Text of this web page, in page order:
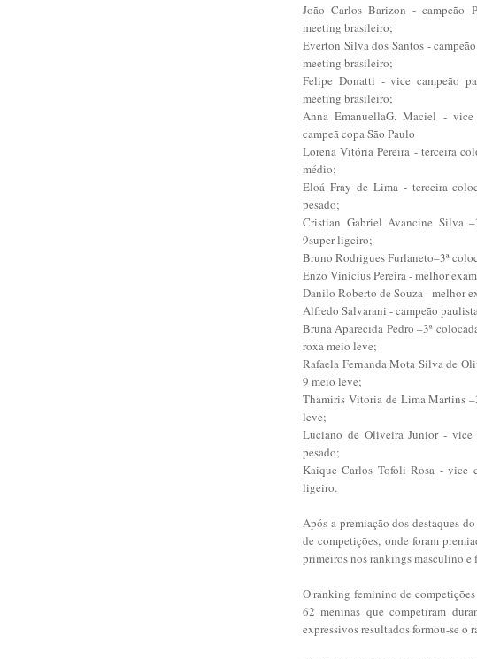
João Carlos Barizon - campeão
meeting brasileiro;
Everton Silva dos Santos -
meeting brasileiro;
Felipe Donatti - vice campeão
meeting brasileiro;
Anna EmanuellaG. Maciel -
campeã copa São Paulo
Lorena Vitória Pereira - terceira
médio;
Eloá Fray de Lima - terceira
pesado;
Cristian Gabriel Avancine Silva
9super ligeiro;
Bruno Rodrigues Furlaneto–3ª
Enzo Vinicius Pereira - melhor
Danilo Roberto de Souza - melhor
Alfredo Salvarani - campeão
Bruna Aparecida Pedro –3ª
roxa meio leve;
Rafaela Fernanda Mota Silva de
9 meio leve;
Thamiris Vitoria de Lima Martins
leve;
Luciano de Oliveira Junior - vice
pesado;
Kaique Carlos Tofoli Rosa - vice
ligeiro.
Após a premiação dos destaques
de competições, onde foram
primeiros nos rankings masculino e
O ranking feminino de
62 meninas que competiram
expressivos resultados formou-se o